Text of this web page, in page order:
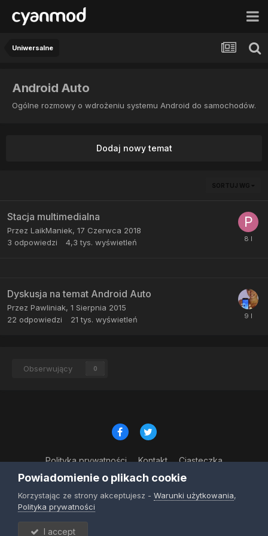
Uniwersalne
Android Auto
Ogólne rozmowy o wdrożeniu systemu Android do samochodów.
Dodaj nowy temat
SORTUJ WG
Stacja multimedialna
Przez LaikManiek, 17 Czerwca 2018
3 odpowiedzi 4,3 tys. wyświetleń
Dyskusja na temat Android Auto
Przez Pawliniak, 1 Sierpnia 2015
22 odpowiedzi 21 tys. wyświetleń
Obserwujący 0
Polityka prywatności Kontakt Ciasteczka
© Copyright 2023
Powered by Invision Community
Powiadomienie o plikach cookie
Korzystając ze strony akceptujesz - Warunki użytkowania,
Polityka prywatności
I accept